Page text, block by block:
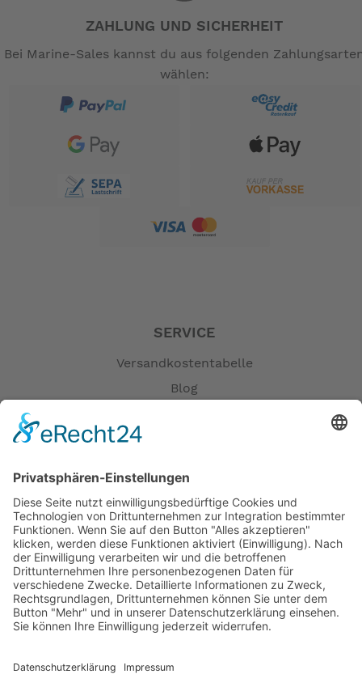
ZAHLUNG UND SICHERHEIT
Bei Marine-Sales kannst du aus folgenden
wählen:
SERVICE
Versandkostentabelle
Blog
Öffnungszeiten
Versandpartner
Verfügbarkeiten
Zahlung und Versand
Datenschutz
Fernabsatz
Widerrufsrecht bei Reparatur